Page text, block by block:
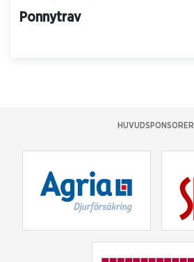
Ponnytrav
HUVUDSPONSORER